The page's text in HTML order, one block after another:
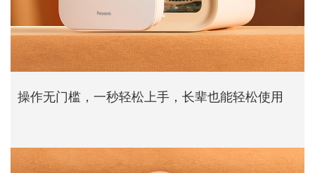
操作无门槛，一秒轻松上手，长辈也能轻松使用